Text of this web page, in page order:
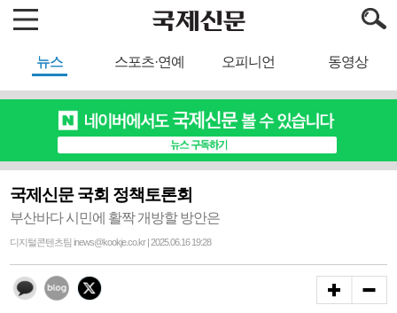
뉴스 스포츠·연예 오피니언 동영상
국제신문 국회 정책토론회
부산바다 시민에 활짝 개방할 방안은
디지털콘텐츠팀 inews@kookje.co.kr | 2025.06.16 19:28